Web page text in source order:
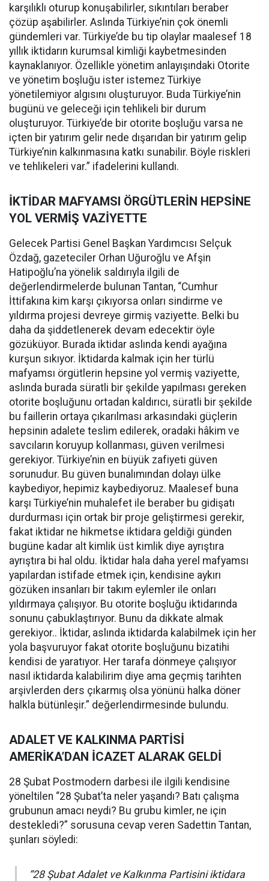
karşılıklı oturup konuşabilirler, sıkıntıları beraber
çözüp aşabilirler. Aslında Türkiye’nin çok önemli
gündemleri var. Türkiye’de bu tip olaylar maalesef 18
yıllık iktidarın kurumsal kimliği kaybetmesinden
kaynaklanıyor. Özellikle yönetim anlayışındaki Otorite
ve yönetim boşluğu ister istemez Türkiye
yönetilemiyor algısını oluşturuyor. Buda Türkiye’nin
bugünü ve geleceği için tehlikeli bir durum
oluşturuyor. Türkiye’de bir otorite boşluğu varsa ne
içten bir yatırım gelir nede dışarıdan bir yatırım gelip
Türkiye’nin kalkınmasına katkı sunabilir. Böyle riskleri
ve tehlikeleri var.” ifadelerini kullandı.
İKTİDAR MAFYAMSI ÖRGÜTLERİN HEPSİNE
YOL VERMİŞ VAZİYETTE
Gelecek Partisi Genel Başkan Yardımcısı Selçuk
Özdağ, gazeteciler Orhan Uğuroğlu ve Afşin
Hatipoğlu’na yönelik saldırıyla ilgili de
değerlendirmelerde bulunan Tantan, “Cumhur
İttifakına kim karşı çıkıyorsa onları sindirme ve
yıldırma projesi devreye girmiş vaziyette. Belki bu
daha da şiddetlenerek devam edecektir öyle
gözüküyor. Burada iktidar aslında kendi ayağına
kurşun sıkıyor. İktidarda kalmak için her türlü
mafyamsı örgütlerin hepsine yol vermiş vaziyette,
aslında burada süratli bir şekilde yapılması gereken
otorite boşluğunu ortadan kaldırıcı, süratli bir şekilde
bu faillerin ortaya çıkarılması arkasındaki güçlerin
hepsinin adalete teslim edilerek, oradaki hâkim ve
savcıların koruyup kollanması, güven verilmesi
gerekiyor. Türkiye’nin en büyük zafiyeti güven
sorunudur. Bu güven bunalımından dolayı ülke
kaybediyor, hepimiz kaybediyoruz. Maalesef buna
karşı Türkiye’nin muhalefet ile beraber bu gidişatı
durdurması için ortak bir proje geliştirmesi gerekir,
fakat iktidar ne hikmetse iktidara geldiği günden
bugüne kadar alt kimlik üst kimlik diye ayrıştıra
ayrıştıra bi hal oldu. İktidar hala daha yerel mafyamsı
yapılardan istifade etmek için, kendisine aykırı
gözüken insanları bir takım eylemler ile onları
yıldırmaya çalışıyor. Bu otorite boşluğu iktidarında
sonunu çabuklaştırıyor. Bunu da dikkate almak
gerekiyor.. İktidar, aslında iktidarda kalabilmek için her
yola başvuruyor fakat otorite boşluğunu bizatihi
kendisi de yaratıyor. Her tarafa dönmeye çalışıyor
nasıl iktidarda kalabilirim diye ama geçmiş tarihten
arşivlerden ders çıkarmış olsa yönünü halka döner
halkla bütünleşir.” değerlendirmesinde bulundu.
ADALET VE KALKINMA PARTİSİ
AMERİKA’DAN İCAZET ALARAK GELDİ
28 Şubat Postmodern darbesi ile ilgili kendisine
yöneltilen “28 Şubat’ta neler yaşandı? Batı çalışma
grubunun amacı neydi? Bu grubu kimler, ne için
destekledi?” sorusuna cevap veren Sadettin Tantan,
şunları söyledi:
“28 Şubat Adalet ve Kalkınma Partisini iktidara